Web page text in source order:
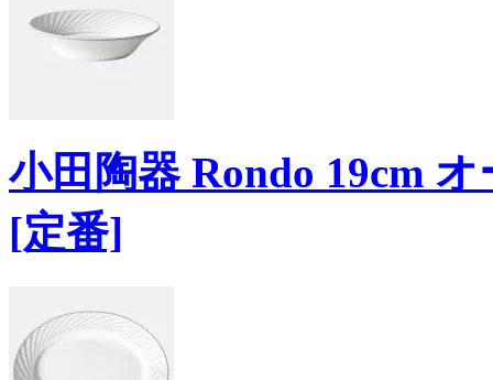
小田陶器 Rondo 19cm
[定番]